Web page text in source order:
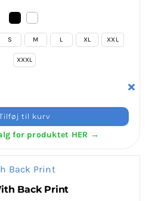
S M L XL XXL
XXXL
til kurv
for produktet HER →
Back Print